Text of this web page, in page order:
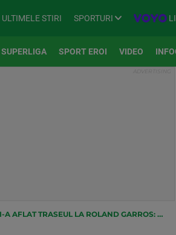
ULTIMELE STIRI SPORTURI
SPORT EROI VIDEO
GARROS: "CEA MAI BUNA FOTOGRAFIE A MEA!"